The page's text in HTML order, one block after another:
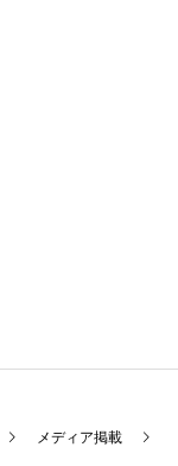
メディア掲載